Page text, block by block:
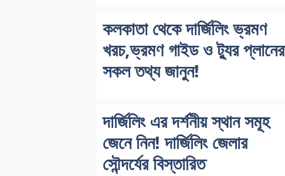
কলকাতা থেকে দার্জিলিং ভ্রমণ
খরচ,ভ্রমণ গাইড ও ট্যুর প্লানের
সকল তথ্য জানুন!
দার্জিলিং এর দর্শনীয় স্থান সমূহ
জেনে নিন! দার্জিলিং জেলার
সৌন্দর্যের বিস্তারিত